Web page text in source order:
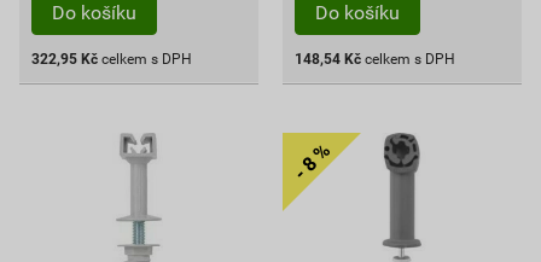
Do košíku
322,95 Kč celkem s DPH
Do košíku
148,54 Kč celkem s DPH